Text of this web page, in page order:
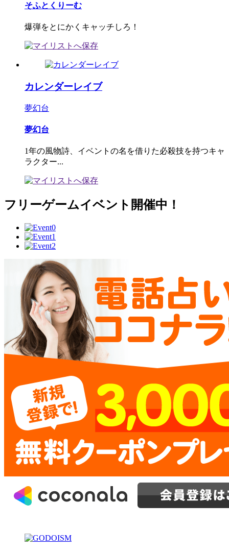
そふとくりーむ
爆弾をとにかくキャッチしろ！
カレンダーレイブ
夢幻台
夢幻台
1年の風物詩、イベントの名を借りた必殺技を持つキャ
ラクター...
フリーゲームイベント開催中！